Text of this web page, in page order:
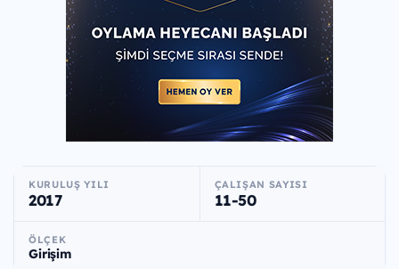
KURULUŞ YILI
2017
ÇALIŞAN SAYISI
11-50
ÖLÇEK
Girişim